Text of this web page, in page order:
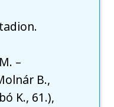
–
B.,
K., 61.),